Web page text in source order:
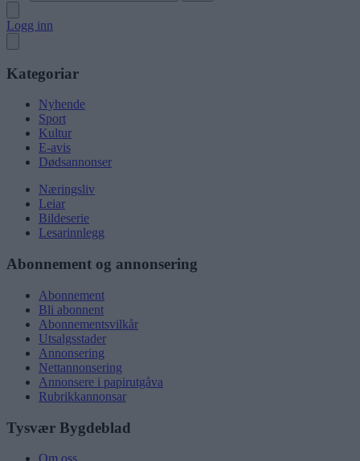
Logg inn
Kategoriar
Nyhende
Sport
Kultur
E-avis
Dødsannonser
Næringsliv
Leiar
Bildeserie
Lesarinnlegg
Abonnement og annonsering
Abonnement
Bli abonnent
Abonnementsvilkår
Utsalgsstader
Annonsering
Nettannonsering
Annonsere i papirutgåva
Rubrikkannonsar
Tysvær Bygdeblad